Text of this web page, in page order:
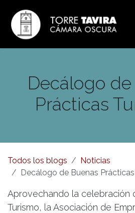
Decálogo
Prácticas
Todos los blogs
Noticias
Decálogo de Buenas
Aprovechando la celebración
Turismo, la Asociación de